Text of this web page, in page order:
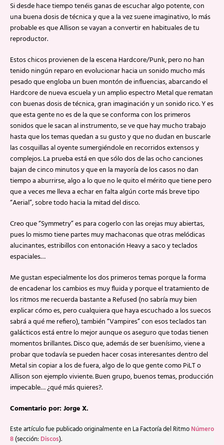
Si desde hace tiempo tenéis ganas de escuchar algo potente, con
una buena dosis de técnica y que a la vez suene imaginativo, lo más
probable es que Allison se vayan a convertir en habituales de tu
reproductor.
Estos chicos provienen de la escena Hardcore/Punk, pero no han
tenido ningún reparo en evolucionar hacia un sonido mucho más
pesado que engloba un buen montón de influencias, abarcando el
Hardcore de nueva escuela y un amplio espectro Metal que rematan
con buenas dosis de técnica, gran imaginación y un sonido rico. Y es
que esta gente no es de la que se conforma con los primeros
sonidos que le sacan al instrumento, se ve que hay mucho trabajo
hasta que los temas quedan a su gusto y que no dudan en buscarle
las cosquillas al oyente sumergiéndole en recorridos extensos y
complejos. La prueba está en que sólo dos de las ocho canciones
bajan de cinco minutos y que en la mayoría de los casos no dan
tiempo a aburrirse, algo a lo que no le quito el mérito que tiene pero
que a veces me lleva a echar en falta algún corte más breve tipo
“Aerial”, sobre todo hacia la mitad del disco.
Creo que “Symmetry” es para cogerlo con las orejas muy abiertas,
pues lo mismo tiene partes muy machaconas que otras melódicas
alucinantes, estribillos con entonación Heavy a saco y teclados
espaciales…
Me gustan especialmente los dos primeros temas porque la forma
de encadenar los cambios es muy fluida y porque el tratamiento de
los ritmos me recuerda bastante a Refused (no sabría muy bien
explicar cómo es, pero cualquiera que haya escuchado a los suecos
sabrá a qué me refiero), también “Vampires” con esos teclados tan
galácticos está entre lo mejor aunque os aseguro que todas tienen
momentos brillantes. Disco que, además de ser buenísimo, viene a
probar que todavía se pueden hacer cosas interesantes dentro del
Metal sin copiar a los de fuera, algo de lo que gente como PiLT o
Allison son ejemplo viviente. Buen grupo, buenos temas, producción
impecable… ¿qué más quieres?.
Comentario por: Jorge X.
Este artículo fue publicado originalmente en La Factoría del Ritmo Número
8 (sección: Discos).